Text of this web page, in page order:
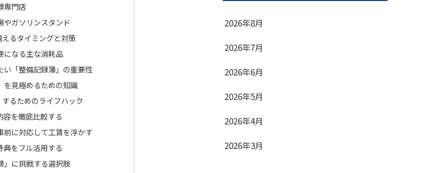
専門店
やガソリンスタンド
るタイミングと対策
になる主な消耗品
い「整備記録簿」の重要性
を見極めるための知識
るためのライフハック
容を徹底比較する
前に対応して工賃を浮かす
典をフル活用する
」に挑戦する選択肢
2026年8月
2026年7月
2026年6月
2026年5月
2026年4月
2026年3月